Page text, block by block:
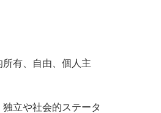
有、自由、個人主
立や社会的ステータ